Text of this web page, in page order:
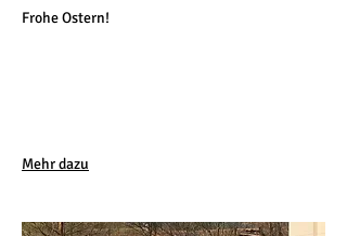
Frohe Ostern!​​​​​​
Mehr dazu